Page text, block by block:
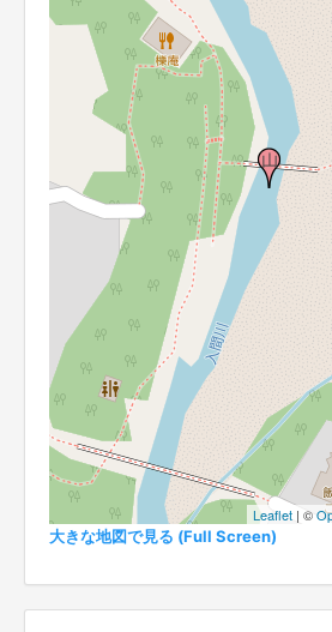
Leaflet | ©
大きな地図で見る (Full Screen)